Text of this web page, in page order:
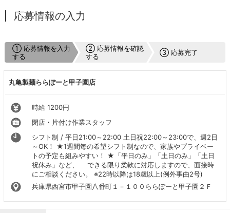
応募情報の入力
① 応募情報を入力
する
② 応募情報を確認
する
③ 応募完了
丸亀製麺ららぽーと甲子園店
時給 1200円
閉店・片付け作業スタッフ
シフト制 / 平日21:00～22:00 土日祝22:00～23:00で、週2日
～OK！ ★1週間毎の希望シフト制なので、家族やプライベー
トの予定も組みやすい！ ★「平日のみ」「土日のみ」「土日
祝休み」など、 できる限り柔軟に対応しますので、面接時
にご相談ください。 ※22時以降は18歳以上(例外事由2号)
兵庫県西宮市甲子園八番町１－１００ららぽーと甲子園２Ｆ